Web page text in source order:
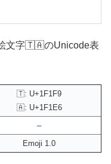
文字🇹🇦のUnicode表
🇹: U+1F1F9
🇦: U+1F1E6
–
Emoji 1.0